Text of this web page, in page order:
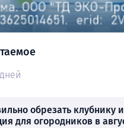
обрезать клубнику
для огородников в